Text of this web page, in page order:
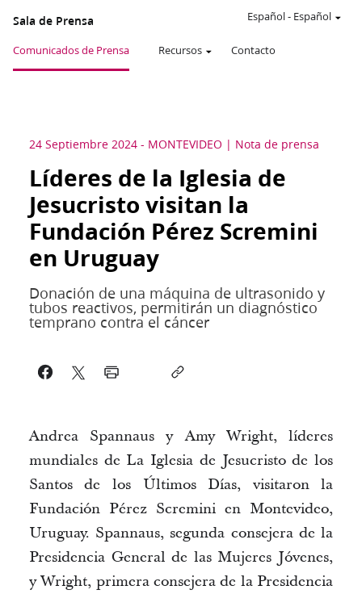
Sala de Prensa
Comunicados de Prensa Recursos Contacto
Español- Español
24 Septiembre 2024 - MONTEVIDEO Nota de prensa
Líderes de la Iglesia de
Jesucristo visitan la
Fundación Pérez Scremini
en Uruguay
Donación de una máquina de ultrasonido y
tubos reactivos, permitirán un diagnóstico
temprano contra el cáncer
Andrea Spannaus y Amy Wright, líderes
mundiales de La Iglesia de Jesucristo de los
Santos de los Últimos Días, visitaron la
Fundación Pérez Scremini en Montevideo,
Uruguay. Spannaus, segunda consejera de la
Presidencia General de las Mujeres Jóvenes,
y Wright, primera consejera de la Presidencia